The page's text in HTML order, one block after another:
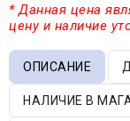
* Данная цена
цену и наличие
ОПИСАНИЕ
НАЛИЧИЕ В